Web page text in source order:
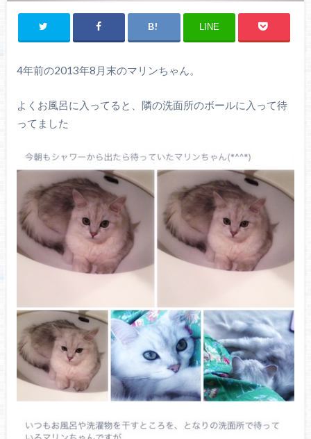
LINE
4年前の2013年8月末のマリンちゃん。
よくお風呂に入ってると、隣の洗面所のボールに入って待
ってました